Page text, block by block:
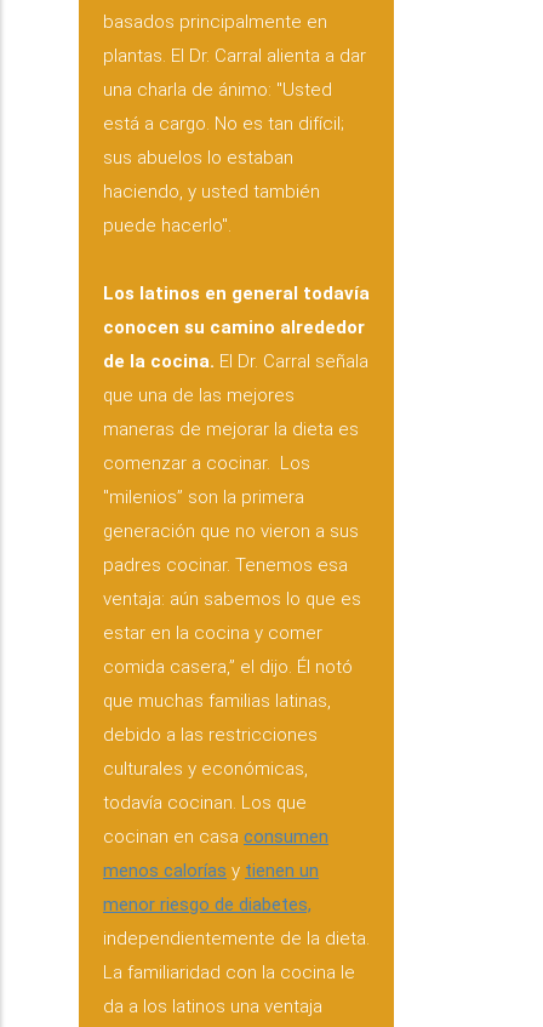
basados ​​principalmente en
plantas. El Dr. Carral alienta a dar
una charla de ánimo: "Usted
está a cargo. No es tan difícil;
sus abuelos lo estaban
haciendo, y usted también
puede hacerlo".
Los latinos en general todavía
conocen su camino alrededor
de la cocina. El Dr. Carral señala
que una de las mejores
maneras de mejorar la dieta es
comenzar a cocinar. Los
"milenios” son la primera
generación que no vieron a sus
padres cocinar. Tenemos esa
ventaja: aún sabemos lo que es
estar en la cocina y comer
comida casera,” el dijo. Él notó
que muchas familias latinas,
debido a las restricciones
culturales y económicas,
todavía cocinan. Los que
cocinan en casa consumen
menos calorías y tienen un
menor riesgo de diabetes,
independientemente de la dieta.
La familiaridad con la cocina le
da a los latinos una ventaja